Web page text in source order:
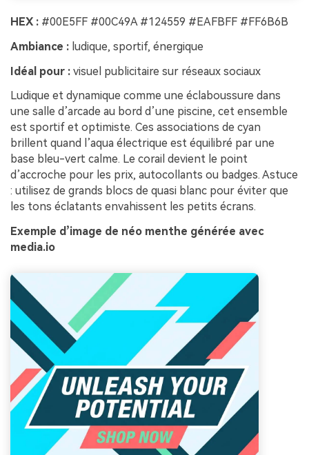
HEX : #00E5FF #00C49A #124559 #EAFBFF #FF6B6B
Ambiance : ludique, sportif, énergique
Idéal pour : visuel publicitaire sur réseaux sociaux
Ludique et dynamique comme une éclaboussure dans
une salle d’arcade au bord d’une piscine, cet ensemble
est sportif et optimiste. Ces associations de cyan
brillent quand l’aqua électrique est équilibré par une
base bleu-vert calme. Le corail devient le point
d’accroche pour les prix, autocollants ou badges. Astuce
: utilisez de grands blocs de quasi blanc pour éviter que
les tons éclatants envahissent les petits écrans.
Exemple d’image de néo menthe générée avec
media.io